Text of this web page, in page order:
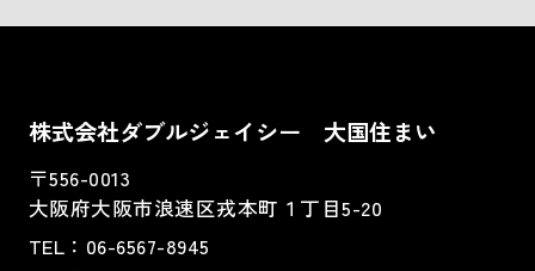
株式会社ダブルジェイシー 大国住まい
〒556-0013
大阪府大阪市浪速区戎本町１丁目5-20
TEL： 06-6567-8945